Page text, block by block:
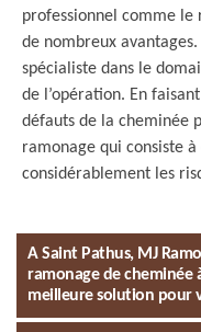
professionnel comme le
de nombreux
spécialiste dans le
de l’opération. En
défauts de la cheminée
ramonage qui consiste
considérablement les
A Saint Pathus, MJ
ramonage de cheminée
meilleure solution pour